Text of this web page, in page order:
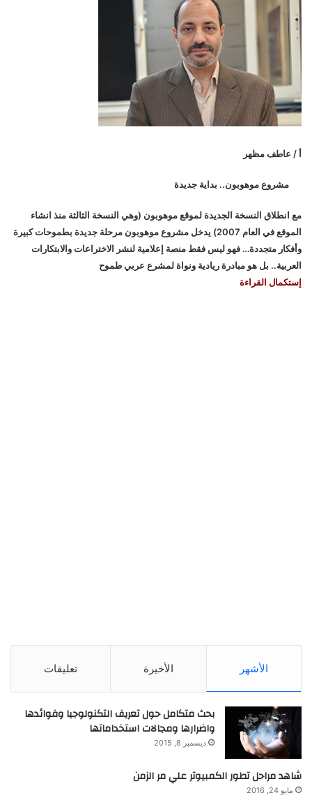
أ / عاطف مظهر
مشروع موهوبون.. بداية جديدة
مع انطلاق النسخة الجديدة لموقع موهوبون (وهي النسخة الثالثة منذ انشاء
الموقع في العام 2007) يدخل مشروع موهوبون مرحلة جديدة بطموحات كبيرة
وأفكار متجددة… فهو ليس فقط منصة إعلامية لنشر الاختراعات والابتكارات
العربية.. بل هو مبادرة ريادية ونواة لمشرع عربي طموح
إستكمال القراءة
الأشهر الأخيرة تعليقات
بحث متكامل حول تعريف التكنولوجيا وفوائدها
واضرارها ومجالات استخداماتها
ديسمبر 8, 2015
شاهد مراحل تطور الكمبيوتر علي مر الزمن
مايو 24, 2016